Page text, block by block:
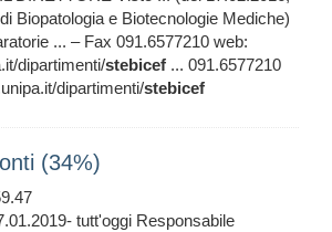
di Biopatologia e Biotecnologie Mediche)
... – Fax 091.6577210 web:
dipartimenti/stebicef ... 091.6577210
dipartimenti/stebicef
(34%)
tutt'oggi Responsabile